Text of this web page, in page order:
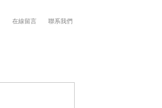
在線留言 聯系我們